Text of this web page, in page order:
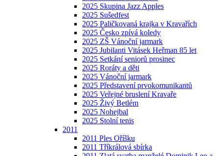
2025 Skupina Jazz Apples
2025 Sušedfest
2025 Paličkovaná krajka v Kravařích
2025 Česko zpívá koledy
2025 ZŠ Vánoční jarmark
2025 Jubilanti Vitásek Heřman 85 let
2025 Setkání seniorů prosinec
2025 Roráty a děti
2025 Vánoční jarmark
2025 Představení prvokomunikantů
2025 Veřejné bruslení Kravaře
2025 Živý Betlém
2025 Nohejbal
2025 Stolní tenis
2011
2011 Ples Oříšku
2011 Tříkrálová sbírka